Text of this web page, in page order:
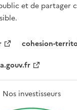
et de partager
cohesion-
Nos investisseurs